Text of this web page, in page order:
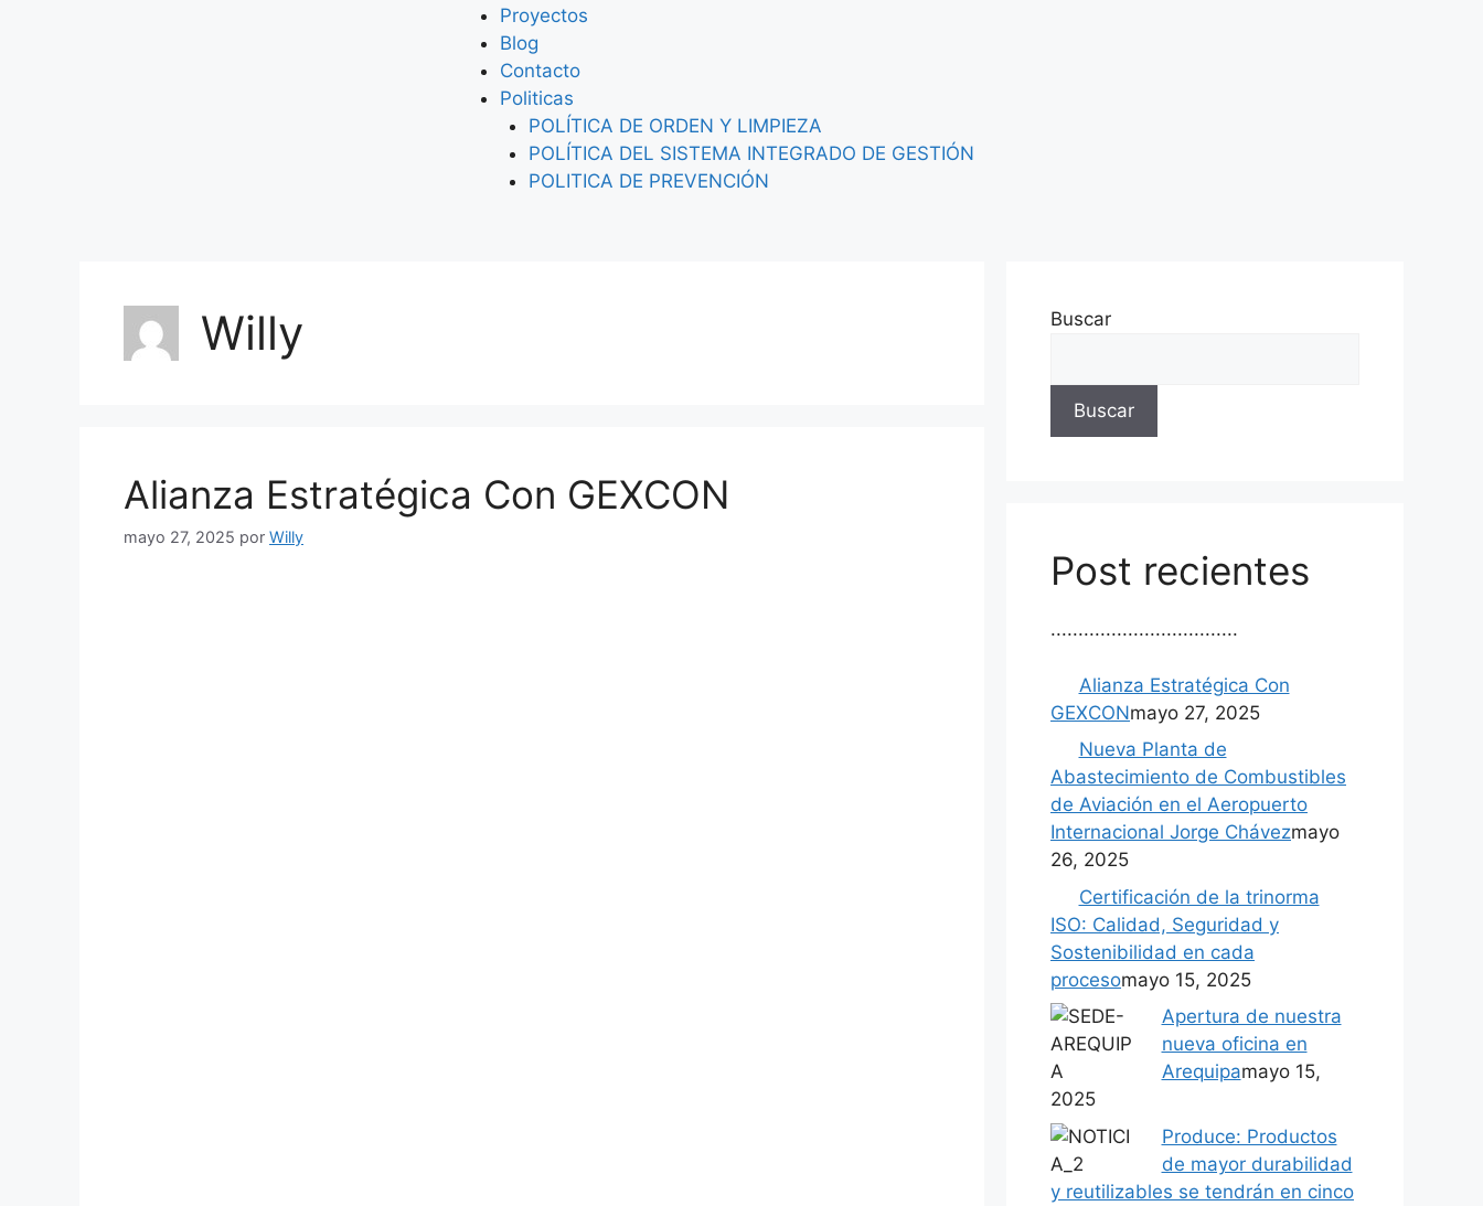
Proyectos
Blog
Contacto
Politicas
POLÍTICA DE ORDEN Y LIMPIEZA
POLÍTICA DEL SISTEMA INTEGRADO DE GESTIÓN
POLITICA DE PREVENCIÓN
Willy
Alianza Estratégica Con GEXCON
mayo 27, 2025 por Willy
Buscar
Buscar
Post recientes
..................................
Alianza Estratégica Con
GEXCONmayo 27, 2025
Nueva Planta de
Abastecimiento de Combustibles
de Aviación en el Aeropuerto
Internacional Jorge Chávezmayo
26, 2025
Certificación de la trinorma
ISO: Calidad, Seguridad y
Sostenibilidad en cada
procesomayo 15, 2025
Apertura de nuestra
nueva oficina en
Arequipamayo 15,
2025
Produce: Productos
de mayor durabilidad
y reutilizables se tendrán en cinco